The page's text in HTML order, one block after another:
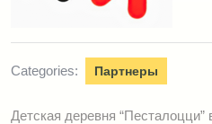
Categories: Партнеры
Детская деревня